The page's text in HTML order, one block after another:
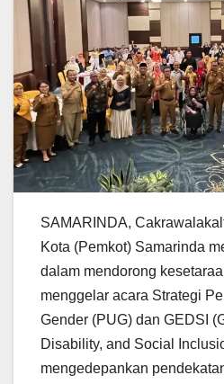
SAMARINDA,
Kota (Pemkot) Samarinda
dalam mendorong
menggelar acara Strategi
Gender (PUG) dan GEDSI
Disability, and Social
mengedepankan